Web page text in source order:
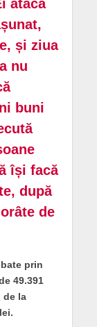
atacă
și ziua
nu
buni
își facă
după
de
prin
49.391
de la